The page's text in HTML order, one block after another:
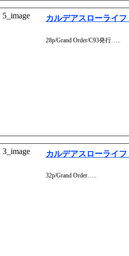
カルデアスローライフ
28p/Grand Order/C93発行…..
カルデアスローライフ
32p/Grand Order…..